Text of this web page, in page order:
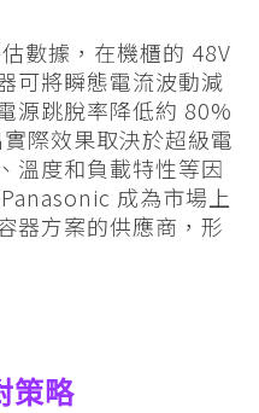
數據，在機櫃的 48V
可將瞬態電流波動減
源跳脫率降低約 80%
際效果取決於超級電
溫度和負載特性等因
成為市場上
器方案的供應商，形
策略